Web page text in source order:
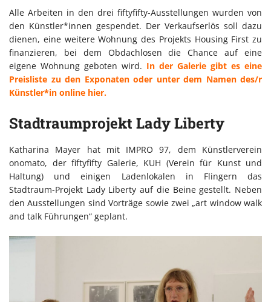
Alle Arbeiten in den drei fiftyfifty-Ausstellungen wurden von
den Künstler*innen gespendet. Der Verkaufserlös soll dazu
dienen, eine weitere Wohnung des Projekts Housing First zu
finanzieren, bei dem Obdachlosen die Chance auf eine
eigene Wohnung geboten wird. In der Galerie gibt es eine
Preisliste zu den Exponaten oder unter dem Namen des/r
Künstler*in online hier.
Stadtraumprojekt Lady Liberty
Katharina Mayer hat mit IMPRO 97, dem Künstlerverein
onomato, der fiftyfifty Galerie, KUH (Verein für Kunst und
Haltung) und einigen Ladenlokalen in Flingern das
Stadtraum-Projekt Lady Liberty auf die Beine gestellt. Neben
den Ausstellungen sind Vorträge sowie zwei „art window walk
and talk Führungen“ geplant.